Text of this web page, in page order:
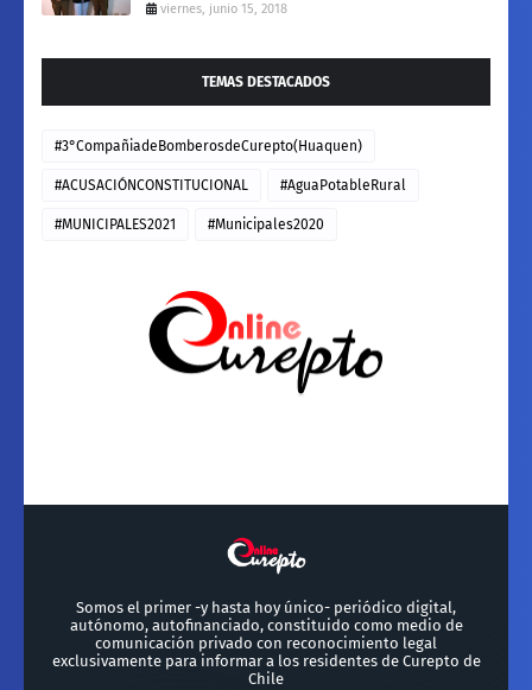
viernes, junio 15, 2018
TEMAS DESTACADOS
#3°CompañiadeBomberosdeCurepto(Huaquen)
#ACUSACIÓNCONSTITUCIONAL #AguaPotableRural
#MUNICIPALES2021 #Municipales2020
Somos el primer -y hasta hoy único- periódico digital,
autónomo, autofinanciado, constituido como medio de
comunicación privado con reconocimiento legal
exclusivamente para informar a los residentes de Curepto de
Chile